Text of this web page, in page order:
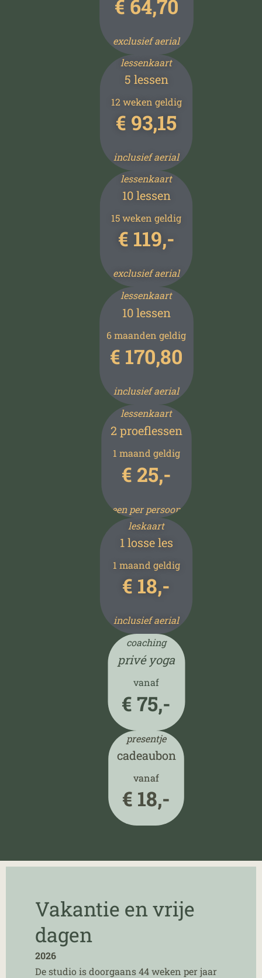
€ 64,70
exclusief aerial
lessenkaart
5 lessen
12 weken geldig
€ 93,15
inclusief aerial
lessenkaart
10 lessen
15 weken geldig
€ 119,-
exclusief aerial
lessenkaart
10 lessen
6 maanden geldig
€ 170,80
inclusief aerial
lessenkaart
2 proeflessen
1 maand geldig
€ 25,-
een per persoon
leskaart
1 losse les
1 maand geldig
€ 18,-
inclusief aerial
coaching
privé yoga
vanaf
€ 75,-
presentje
cadeaubon
vanaf
€ 18,-
Vakantie en vrije
dagen
2026
De studio is doorgaans 44 weken per jaar